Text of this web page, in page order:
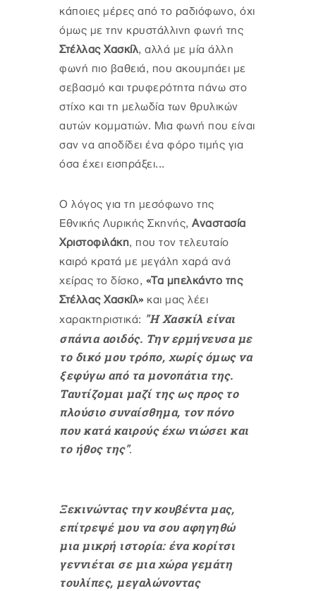
κάποιες μέρες από το ραδιόφωνο, όχι
όμως με την κρυστάλλινη φωνή της
Στέλλας Χασκίλ, αλλά με μία άλλη
φωνή πιο βαθειά, που ακουμπάει με
σεβασμό και τρυφερότητα πάνω στο
στίχο και τη μελωδία των θρυλικών
αυτών κομματιών. Μια φωνή που είναι
σαν να αποδίδει ένα φόρο τιμής για
όσα έχει εισπράξει...
Ο λόγος για τη μεσόφωνο της
Εθνικής Λυρικής Σκηνής, Αναστασία
Χριστοφιλάκη, που τον τελευταίο
καιρό κρατά με μεγάλη χαρά ανά
χείρας το δίσκο, «Τα μπελκάντο της
Στέλλας Χασκίλ» και μας λέει
χαρακτηριστικά: "Η Χασκίλ είναι
σπάνια αοιδός. Την ερμήνευσα με
το δικό μου τρόπο, χωρίς όμως να
ξεφύγω από τα μονοπάτια της.
Ταυτίζομαι μαζί της ως προς το
πλούσιο συναίσθημα, τον πόνο
που κατά καιρούς έχω νιώσει και
το ήθος της".
Ξεκινώντας την κουβέντα μας,
επίτρεψέ μου να σου αφηγηθώ
μια μικρή ιστορία: ένα κορίτσι
γεννιέται σε μια χώρα γεμάτη
τουλίπες, μεγαλώνοντας